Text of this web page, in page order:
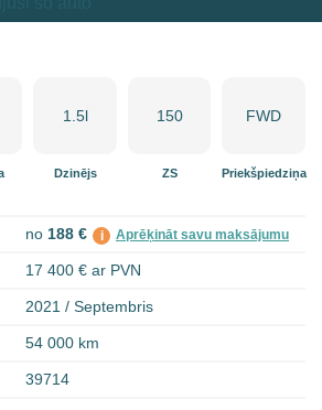
1.5l
Dzinējs
150
ZS
FWD
Priekšpiedziņa
no 188 € i Aprēķināt savu maksājumu
17 400 € ar PVN
2021 / Septembris
54 000 km
39714